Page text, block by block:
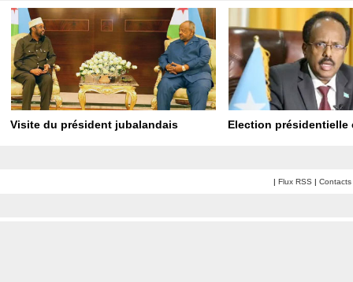
Visite du président jubalandais Election présidentielle
| Flux RSS | Contacts